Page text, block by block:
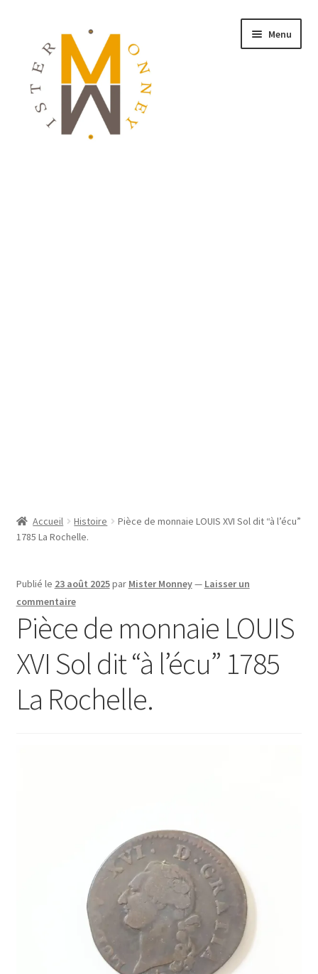
Menu
Accueil Histoire
Pièce de monnaie LOUIS XVI Sol dit “à l’écu”
1785 La Rochelle.
Publié le 23 août 2025par Mister Monney— Laisser un
commentaire
Pièce de monnaie LOUIS
XVI Sol dit “à l’écu” 1785
La Rochelle.